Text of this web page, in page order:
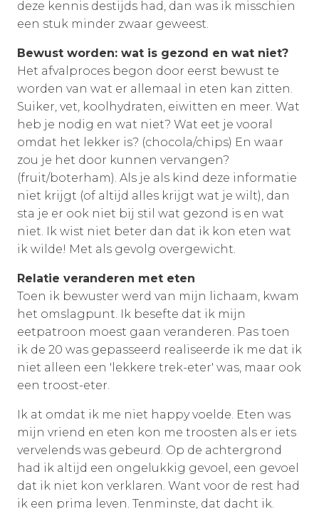
deze kennis destijds had, dan was ik misschien
een stuk minder zwaar geweest.
Bewust worden: wat is gezond en wat niet?
Het afvalproces begon door eerst bewust te
worden van wat er allemaal in eten kan zitten.
Suiker, vet, koolhydraten, eiwitten en meer. Wat
heb je nodig en wat niet? Wat eet je vooral
omdat het lekker is? (chocola/chips) En waar
zou je het door kunnen vervangen?
(fruit/boterham). Als je als kind deze informatie
niet krijgt (of altijd alles krijgt wat je wilt), dan
sta je er ook niet bij stil wat gezond is en wat
niet. Ik wist niet beter dan dat ik kon eten wat
ik wilde! Met als gevolg overgewicht.
Relatie veranderen met eten
Toen ik bewuster werd van mijn lichaam, kwam
het omslagpunt. Ik besefte dat ik mijn
eetpatroon moest gaan veranderen. Pas toen
ik de 20 was gepasseerd realiseerde ik me dat ik
niet alleen een 'lekkere trek-eter' was, maar ook
een troost-eter.
Ik at omdat ik me niet happy voelde. Eten was
mijn vriend en eten kon me troosten als er iets
vervelends was gebeurd. Op de achtergrond
had ik altijd een ongelukkig gevoel, een gevoel
dat ik niet kon verklaren. Want voor de rest had
ik een prima leven. Tenminste, dat dacht ik.